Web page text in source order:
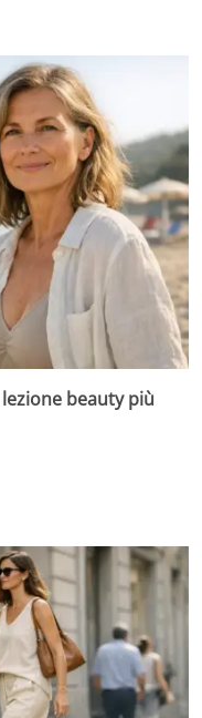
beauty più